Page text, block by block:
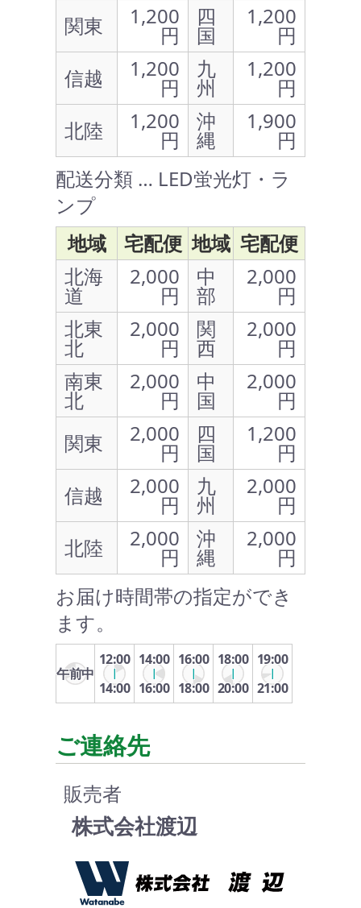
関東
1,200
円
四
国
1,200
円
信越
1,200
円
九
州
1,200
円
北陸
1,200
円
沖
縄
1,900
円
配送分類 … LED蛍光灯・ラ
ンプ
地域
宅配便 地域 宅配便
北海
道
2,000
円
中
部
2,000
円
北東
北
2,000
円
関
西
2,000
円
南東
北
2,000
円
中
国
2,000
円
関東
2,000
円
四
国
1,200
円
信越
2,000
円
九
州
2,000
円
北陸
2,000
円
沖
縄
2,000
円
お届け時間帯の指定ができ
ます。
午前中
12:00
14:00
14:00
16:00
16:00
18:00
18:00
20:00
19:00
21:00
ご連絡先
販売者
株式会社渡辺